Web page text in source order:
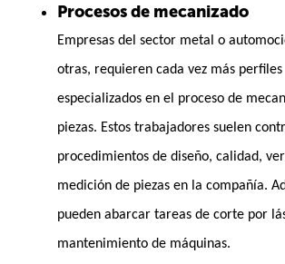
Procesos de mecanizado
Empresas del sector metal o
otras, requieren cada vez más perfiles
especializados en el proceso de
piezas. Estos trabajadores suelen
procedimientos de diseño, calidad,
medición de piezas en la compañía.
pueden abarcar tareas de corte por
mantenimiento de máquinas.